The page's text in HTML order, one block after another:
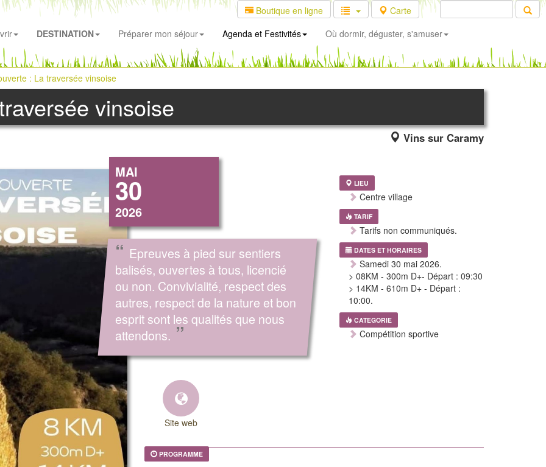
Boutique en ligne
Carte
DESTINATION Préparer mon séjour Agenda et Festivités Où dormir, déguster, s'amuser
: La traversée vinsoise
vinsoise
Vins sur Caramy
MAI
30
2026
“ Epreuves à pied sur sentiers
balisés, ouvertes à tous, licencié
ou non. Convivialité, respect des
autres, respect de la nature et bon
esprit sont les qualités que nous
attendons. ”
LIEU
Centre village
TARIF
Tarifs non communiqués.
DATES ET HORAIRES
Samedi 30 mai 2026.
> 08KM - 300m D+- Départ : 09:30
> 14KM - 610m D+ - Départ :
10:00.
CATEGORIE
Compétition sportive
Site web
PROGRAMME